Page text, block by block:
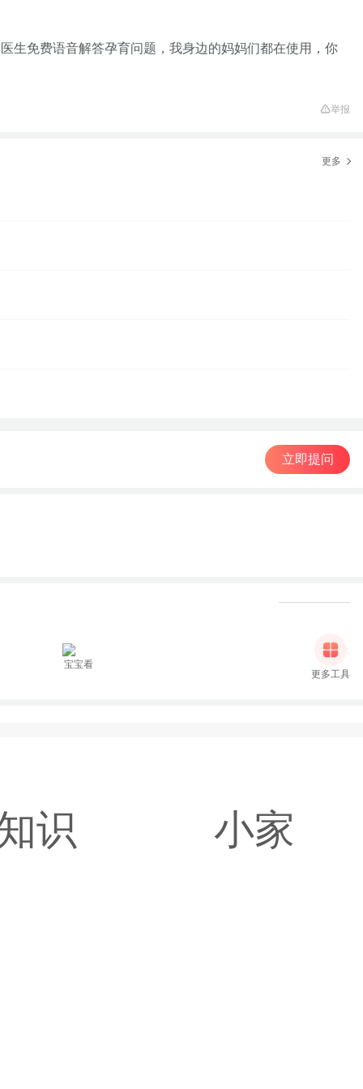
生免费语音解答孕育问题，我身边的妈妈们都在使用，你
举报
更多
立即提问
宝宝看
更多工具
识 小家